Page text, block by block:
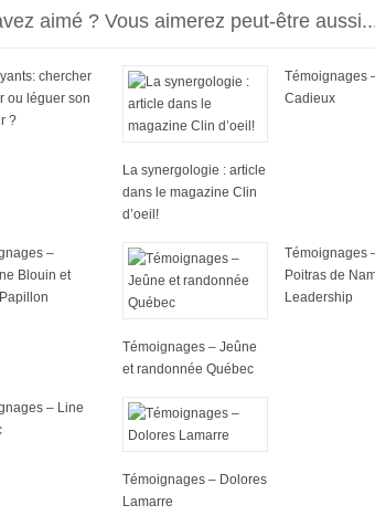
aimé ? Vous aimerez peut-être
chercher
ou léguer son
?
La synergologie : article
dans le magazine Clin
d’oeil!
Témoignages
Cadieux
–
Blouin et
Témoignages – Jeûne
et randonnée Québec
Témoignages
Poitras de
Leadership
– Line
Témoignages – Dolores
Lamarre